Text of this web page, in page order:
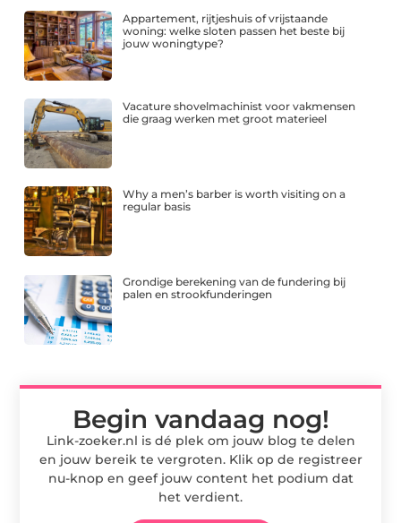
Appartement, rijtjeshuis of vrijstaande
woning: welke sloten passen het beste bij
jouw woningtype?
Vacature shovelmachinist voor vakmensen
die graag werken met groot materieel
Why a men’s barber is worth visiting on a
regular basis
Grondige berekening van de fundering bij
palen en strookfunderingen
Begin vandaag nog!
Link-zoeker.nl is dé plek om jouw blog te delen
en jouw bereik te vergroten. Klik op de registreer
nu-knop en geef jouw content het podium dat
het verdient.